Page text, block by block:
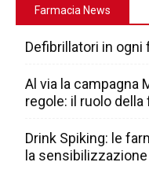
Farmacia News
Defibrillatori in ogni
Al via la campagna
regole: il ruolo della
Drink Spiking: le
la sensibilizzazione